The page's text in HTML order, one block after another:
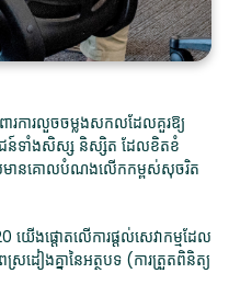
រពារការលួចចម្លងសកលដែលគួរឱ្យ
ន៍ទាំងសិស្ស និស្សិត ដែលខិតខំ
លមានគោលបំណងលើកកម្ពស់សុចរិត
យើងផ្តោតលើការផ្តល់សេវាកម្មដែល
ដៀងគ្នានៃអត្ថបទ (ការត្រួតពិនិត្យ